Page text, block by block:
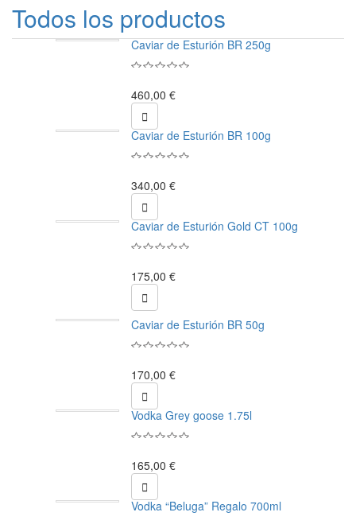
Todos los productos
Caviar de Esturión BR 250g
460,00 €

Caviar de Esturión BR 100g
340,00 €

Caviar de Esturión Gold CT 100g
175,00 €

Caviar de Esturión BR 50g
170,00 €

Vodka Grey goose 1.75l
165,00 €

Vodka “Beluga” Regalo 700ml